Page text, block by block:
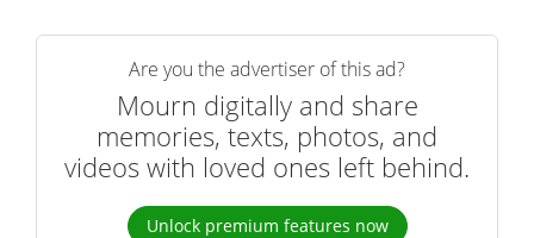
Are you the advertiser of this ad?
Mourn digitally and share
memories, texts, photos, and
videos with loved ones left behind.
Unlock premium features now